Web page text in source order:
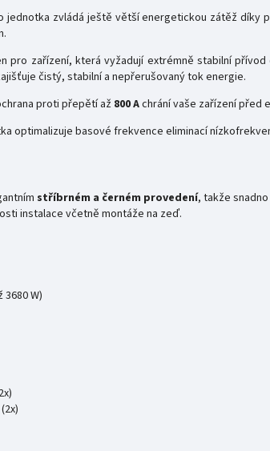
jednotka zvládá ještě větší energetickou zátěž díky
pro zařízení, která vyžadují extrémně stabilní
čistý, stabilní a nepřerušovaný tok energie.
proti přepětí až 800 Achrání vaše zařízení před
optimalizuje basové frekvence eliminací
stříbrném a černém provedení, takže
instalace včetně montáže na zeď.
3680 W)